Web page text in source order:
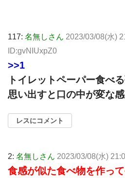
117: 名無しさん 2023/03/08(水)
ID:gvNIUxpZ0
>>1
トイレットペーパー食べ
思い出すと口の中が変な
レスにコメント
2: 名無しさん 2023/03/08(水)
食感が似た食べ物を作っ